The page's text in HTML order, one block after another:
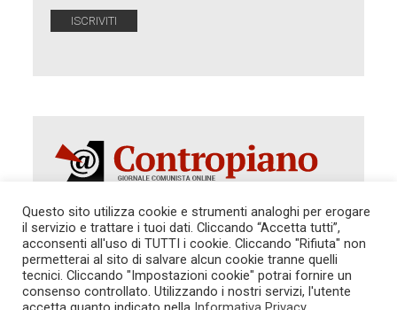
Autorizzazione del Tribunale di Roma 286 del 31
dicembre 2014. Direttore Responsabile: Sergio
Cararo. Indirizzo: V.Casalbruciato 27- sc. B - 00159
Roma -
Tel. 06.640.122.19 -redazione@contropiano.org
Questo sito utilizza cookie e strumenti analoghi per erogare
il servizio e trattare i tuoi dati. Cliccando “Accetta tutti”,
acconsenti all'uso di TUTTI i cookie. Cliccando "Rifiuta" non
permetterai al sito di salvare alcun cookie tranne quelli
tecnici. Cliccando "Impostazioni cookie" potrai fornire un
consenso controllato. Utilizzando i nostri servizi, l'utente